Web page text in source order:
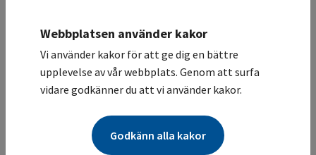
Karolinska Universitetssjukhuset / Lungklinik
Deltagande sjukhus
Studiesammanfattning
Mer information om studien för vårdgivare
Studien ändrades senast: (2025-05-05)
Webbplatsen använder kakor
Vi använder kakor för att ge dig en bättre
upplevelse av vår webbplats. Genom att surfa
vidare godkänner du att vi använder kakor.
Godkänn alla kakor